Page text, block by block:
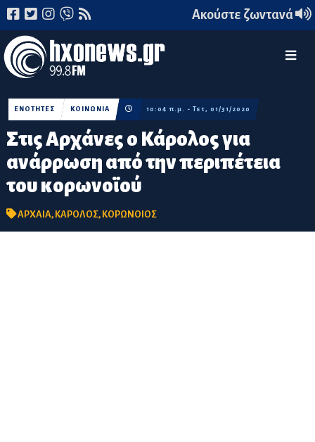
Ακούστε ζωντανά
Στις Αρχάνες ο Κάρολος για
ανάρρωση από την περιπέτεια
του κορωνοϊού
ΕΝΟΤΗΤΕΣ ΚΟΙΝΩΝΙΑ 10:04 π.μ. - Τετ, 01/31/2020
ΑΡΧΑΙΑ, ΚΑΡΟΛΟΣ, ΚΟΡΩΝΟΙΟΣ